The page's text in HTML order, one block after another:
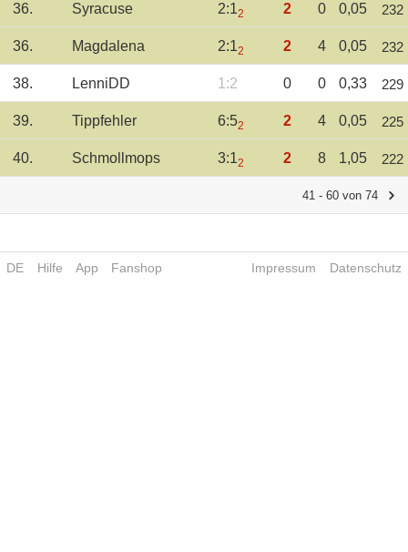
36. Syracuse 2:12 2 0 0,05 232
36. Magdalena 2:12 2 4 0,05 232
38. LenniDD 1:2 0 0 0,33 229
39. Tippfehler 6:52 2 4 0,05 225
40. Schmollmops 3:12 2 8 1,05 222
41 - 60 von 74
DE Hilfe App Fanshop Impressum Datenschutz